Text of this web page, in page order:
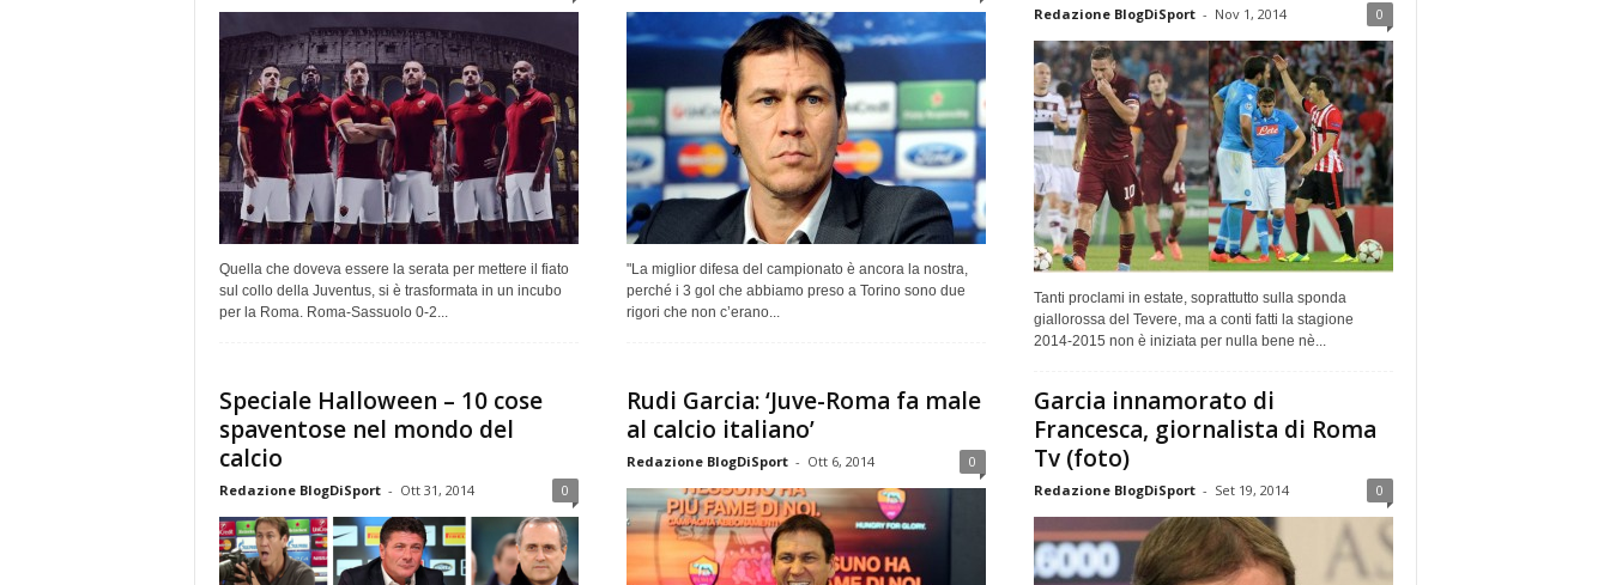
Quella che doveva essere la serata per mettere il fiato
sul collo della Juventus, si è trasformata in un incubo
per la Roma. Roma-Sassuolo 0-2...
"La miglior difesa del campionato è ancora la nostra,
perché i 3 gol che abbiamo preso a Torino sono due
rigori che non c’erano...
Redazione BlogDiSport - Nov 1, 2014 0
Tanti proclami in estate, soprattutto sulla sponda
giallorossa del Tevere, ma a conti fatti la stagione
2014-2015 non è iniziata per nulla bene nè...
Speciale Halloween – 10 cose
spaventose nel mondo del
calcio
Redazione BlogDiSport - Ott 31, 2014 0
Rudi Garcia: ‘Juve-Roma fa male
al calcio italiano’
Redazione BlogDiSport - Ott 6, 2014 0
Garcia innamorato di
Francesca, giornalista di Roma
Tv (foto)
Redazione BlogDiSport - Set 19, 2014 0